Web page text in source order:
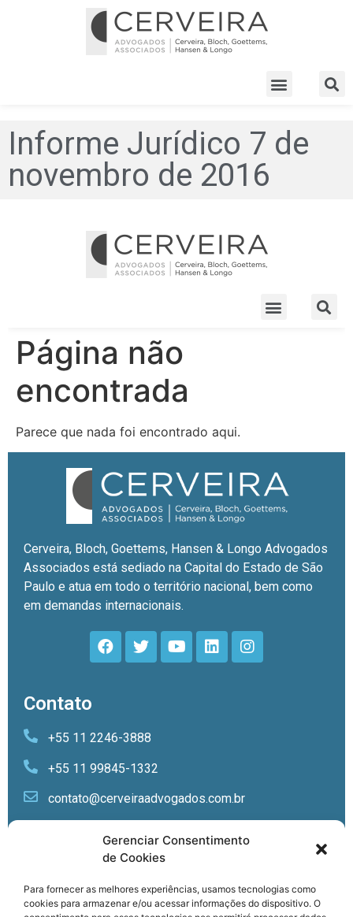
Informe Jurídico 7 de
novembro de 2016